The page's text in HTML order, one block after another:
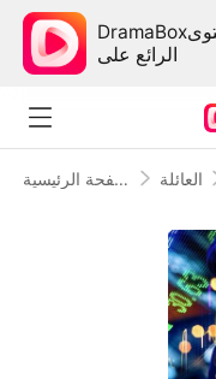
DramaBoxالمزيد من المحتوى
الرائع على
الصفحة الرئيسية العائلة